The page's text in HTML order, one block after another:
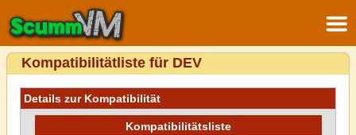
Kompatibilitätliste für DEV
Details zur Kompatibilität
Kompatibilitätsliste